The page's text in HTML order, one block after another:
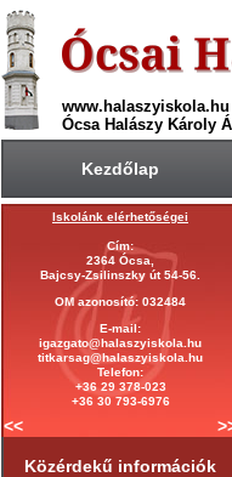
www.halaszyiskola.hu
Ócsa Halászy Károly
Kezdőlap
Iskolánk elérhetőségei
Cím:
2364 Ócsa,
Bajcsy-Zsilinszky út 54-56.
OM azonosító: 032484
E-mail:
igazgato@halaszyiskola.hu
titkarsag@halaszyiskola.hu
Telefon:
+36 29 378-023
+36 30 793-6976
<<
Közérdekű információk